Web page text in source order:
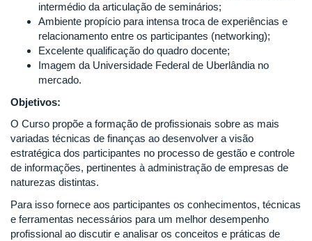
intermédio da articulação de seminários;
Ambiente propício para intensa troca de experiências e
relacionamento entre os participantes (networking);
Excelente qualificação do quadro docente;
Imagem da Universidade Federal de Uberlândia no
mercado.
Objetivos:
O Curso propõe a formação de profissionais sobre as mais
variadas técnicas de finanças ao desenvolver a visão
estratégica dos participantes no processo de gestão e controle
de informações, pertinentes à administração de empresas de
naturezas distintas.
Para isso fornece aos participantes os conhecimentos, técnicas
e ferramentas necessários para um melhor desempenho
profissional ao discutir e analisar os conceitos e práticas de